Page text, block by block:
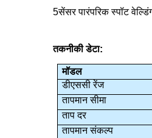
5सेंसर पारंपरिक स्पॉट
तकनीकी डेटा:
मॉडल
डीएससी रेंज
तापमान सीमा
ताप दर
तापमान संकल्प